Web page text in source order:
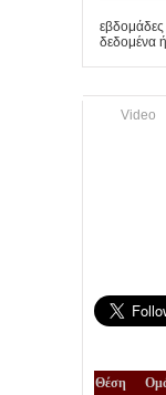
δεδομένα
Video
Θέση